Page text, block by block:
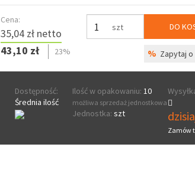
Cena:
35,04 zł netto
43,10 zł
23%
szt DO
% Zapytaj
Dostępność:
Średnia ilość
Ilość w opakowaniu: 10
możliwa sprzedaż jednostkowa
Jednostka: szt
Zamów